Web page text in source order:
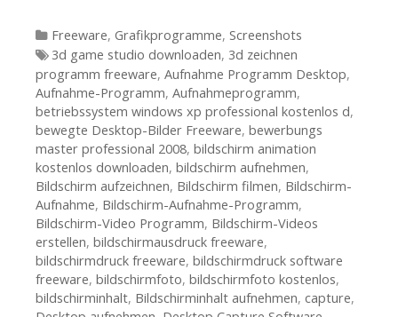
Kategorien
Freeware, Grafikprogramme, Screenshots
Tags
3d game studio downloaden, 3d zeichnen
programm freeware, Aufnahme Programm Desktop,
Aufnahme-Programm, Aufnahmeprogramm,
betriebssystem windows xp professional kostenlos d,
bewegte Desktop-Bilder Freeware, bewerbungs
master professional 2008, bildschirm animation
kostenlos downloaden, bildschirm aufnehmen,
Bildschirm aufzeichnen, Bildschirm filmen, Bildschirm-
Aufnahme, Bildschirm-Aufnahme-Programm,
Bildschirm-Video Programm, Bildschirm-Videos
erstellen, bildschirmausdruck freeware,
bildschirmdruck freeware, bildschirmdruck software
freeware, bildschirmfoto, bildschirmfoto kostenlos,
bildschirminhalt, Bildschirminhalt aufnehmen, capture,